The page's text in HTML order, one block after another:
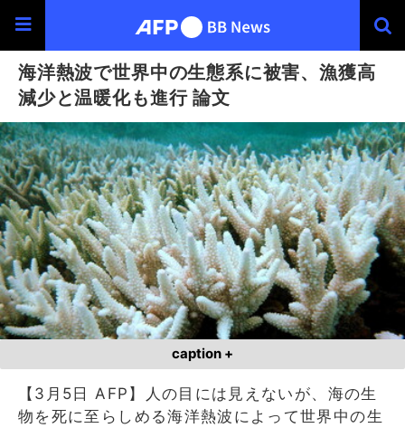
海洋熱波で世界中の生態系に被害、漁獲高
減少と温暖化も進行 論文
caption +
【3月5日 AFP】人の目には見えないが、海の生
物を死に至らしめる海洋熱波によって世界中の生